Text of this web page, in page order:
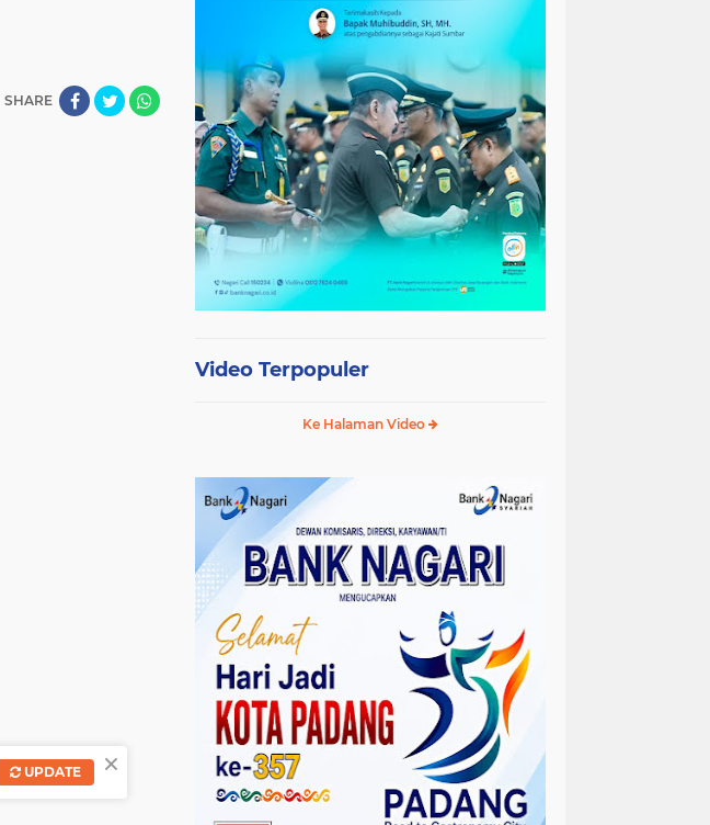
SHARE
Video Terpopuler
Ke Halaman Video
×
UPDATE